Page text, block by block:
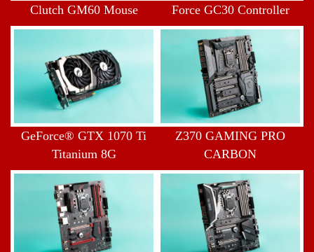
Clutch GM60 Mouse Force GC30 Controller
GeForce® GTX 1070 Ti
Titanium 8G
Z370 GAMING PRO
CARBON